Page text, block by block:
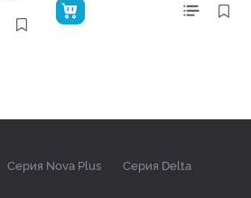
Серия Nova Plus
Серия Delta